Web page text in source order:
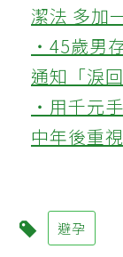
潔法 多加
‧45歲男
通知「淚
‧用千元
中年後重
避孕